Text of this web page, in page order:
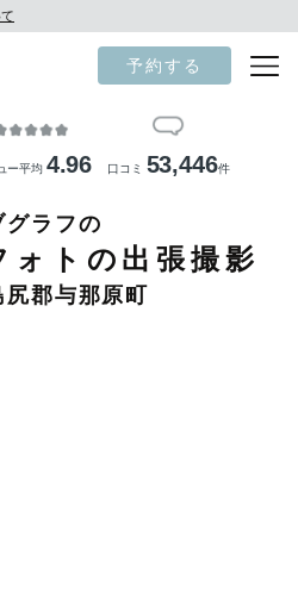
予約する
ー平均 4.96 口コミ 53,446件
グラフの
ォトの出張撮影
尻郡与那原町